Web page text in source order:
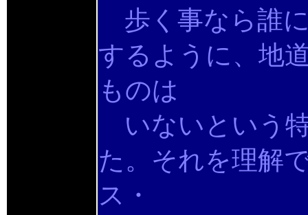
歩く事なら誰
するように、地
ものは
いないという
た。それを理解
ス・